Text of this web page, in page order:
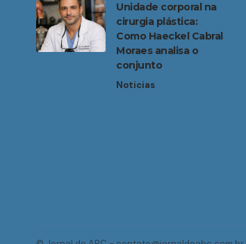
Unidade corporal na
cirurgia plástica:
Como Haeckel Cabral
Moraes analisa o
conjunto
Noticias